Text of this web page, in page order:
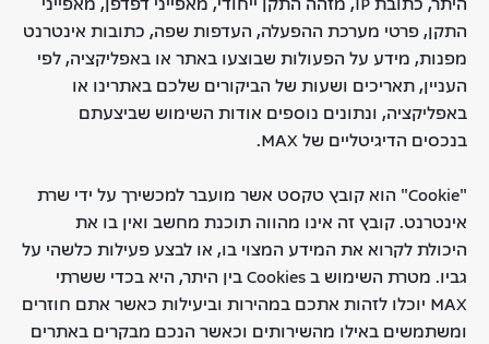
התקן, פרטי מערכת ההפעלה, העדפות שפה, כתובות אינטרנט
מפנות, מידע על הפעולות שבוצעו באתר או באפליקציה, לפי
העניין, תאריכים ושעות של הביקורים שלכם באתרינו או
באפליקציה, ונתונים נוספים אודות השימוש שביצעתם
בנכסים הדיגיטליים של MAX.
"Cookie" הוא קובץ טקסט אשר מועבר למכשירך על ידי שרת
אינטרנט. קובץ זה אינו מהווה תוכנת מחשב ואין בו את
היכולת לקרוא את המידע המצוי בו, או לבצע פעילות כלשהי על
גביו. מטרת השימוש ב Cookies בין היתר, היא בכדי ששרתי
MAX יוכלו לזהות אתכם במהירות וביעילות כאשר אתם חוזרים
ומשתמשים באילו מהשירותים וכאשר הנכם מבקרים באתרים